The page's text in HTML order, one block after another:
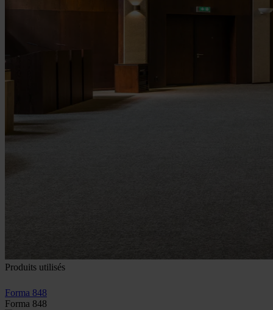
Produits utilisés
Forma 848
Forma 848